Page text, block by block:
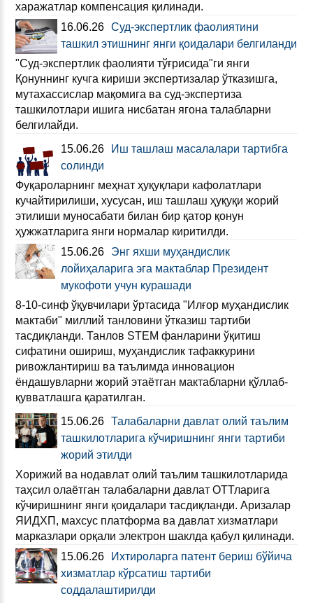
харажатлар компенсация қилинади.
16.06.26 Суд-экспертлик фаолиятини
ташкил этишнинг янги қоидалари белгиланди
"Суд-экспертлик фаолияти тўғрисида"ги янги
Қонуннинг кучга кириши экспертизалар ўтказишга,
мутахассислар мақомига ва суд-экспертиза
ташкилотлари ишига нисбатан ягона талабларни
белгилайди.
15.06.26
Иш ташлаш масалалари тартибга
солинди
Фуқароларнинг меҳнат ҳуқуқлари кафолатлари
кучайтирилиши, хусусан, иш ташлаш ҳуқуқи жорий
этилиши муносабати билан бир қатор қонун
ҳужжатларига янги нормалар киритилди.
15.06.26
Энг яхши муҳандислик
лойиҳаларига эга мактаблар Президент
мукофоти учун курашади
8-10-синф ўқувчилари ўртасида "Илғор муҳандислик
мактаби" миллий танловини ўтказиш тартиби
тасдиқланди. Танлов STEM фанларини ўқитиш
сифатини ошириш, муҳандислик тафаккурини
ривожлантириш ва таълимда инновацион
ёндашувларни жорий этаётган мактабларни қўллаб-
қувватлашга қаратилган.
15.06.26 Талабаларни давлат олий таълим
ташкилотларига кўчиришнинг янги тартиби
жорий этилди
Хорижий ва нодавлат олий таълим ташкилотларида
таҳсил олаётган талабаларни давлат ОТТларига
кўчиришнинг янги қоидалари тасдиқланди. Аризалар
ЯИДХП, махсус платформа ва давлат хизматлари
марказлари орқали электрон шаклда қабул қилинади.
15.06.26
Ихтироларга патент бериш бўйича
хизматлар кўрсатиш тартиби
соддалаштирилди